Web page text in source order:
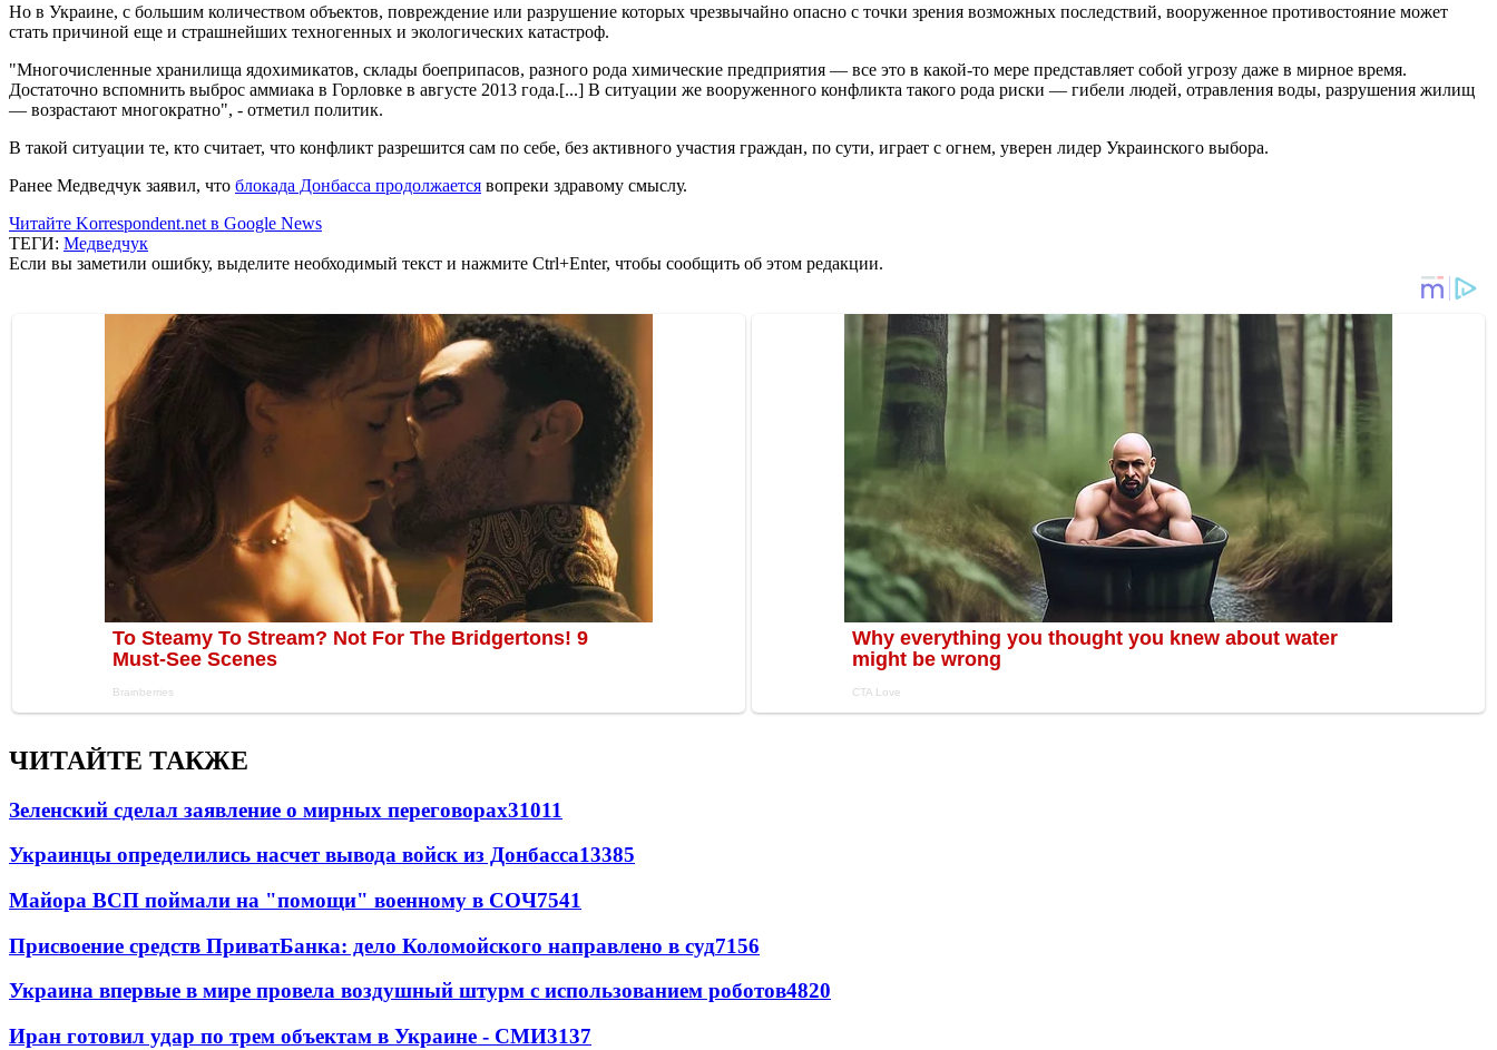
Но в Украине, с большим количеством объектов, повреждение или разрушение которых чрезвычайно опасно с точки зрения возможных последствий, вооруженное противостояние может
стать причиной еще и страшнейших техногенных и экологических катастроф.
"Многочисленные хранилища ядохимикатов, склады боеприпасов, разного рода химические предприятия ― все это в какой-то мере представляет собой угрозу даже в мирное время.
Достаточно вспомнить выброс аммиака в Горловке в августе 2013 года.[...] В ситуации же вооруженного конфликта такого рода риски ― гибели людей, отравления воды, разрушения жилищ
― возрастают многократно", - отметил политик.
В такой ситуации те, кто считает, что конфликт разрешится сам по себе, без активного участия граждан, по сути, играет с огнем, уверен лидер Украинского выбора.
Ранее Медведчук заявил, что блокада Донбасса продолжается вопреки здравому смыслу.
Читайте Korrespondent.net в Google News
ТЕГИ: Медведчук
Если вы заметили ошибку, выделите необходимый текст и нажмите Ctrl+Enter, чтобы сообщить об этом редакции.
ЧИТАЙТЕ ТАКЖЕ
Зеленский сделал заявление о мирных переговорах31011
Украинцы определились насчет вывода войск из Донбасса13385
Майора ВСП поймали на "помощи" военному в СОЧ7541
Присвоение средств ПриватБанка: дело Коломойского направлено в суд7156
Украина впервые в мире провела воздушный штурм с использованием роботов4820
Иран готовил удар по трем объектам в Украине - СМИ3137